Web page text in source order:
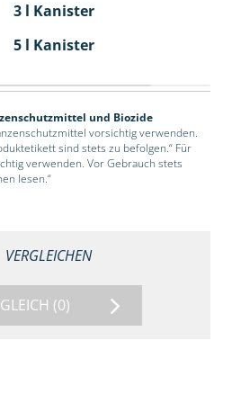
3 l Kanister
5 l Kanister
und Biozide
vorsichtig verwenden.
sind stets zu befolgen.“ Für
verwenden. Vor Gebrauch stets
lesen.“
VERGLEICHEN
(0)